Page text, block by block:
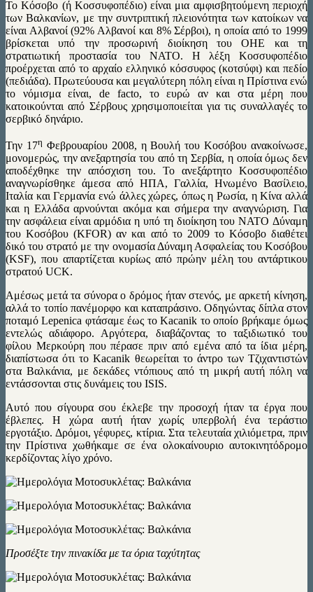
Το Κόσοβο (ή Κοσσυφοπέδιο) είναι μια αμφισβητούμενη περιοχή
των Βαλκανίων, με την συντριπτική πλειονότητα των κατοίκων να
είναι Αλβανοί (92% Αλβανοί και 8% Σέρβοι), η οποία από το 1999
βρίσκεται υπό την προσωρινή διοίκηση του ΟΗΕ και τη
στρατιωτική προστασία του ΝΑΤΟ. Η λέξη Κοσσυφοπέδιο
προέρχεται από το αρχαίο ελληνικό κόσσυφος (κοτσύφι) και πεδίο
(πεδιάδα). Πρωτεύουσα και μεγαλύτερη πόλη είναι η Πρίστινα ενώ
το νόμισμα είναι, de facto, το ευρώ αν και στα μέρη που
κατοικούνται από Σέρβους χρησιμοποιείται για τις συναλλαγές το
σερβικό δηνάριο.
Την 17η Φεβρουαρίου 2008, η Βουλή του Κοσόβου ανακοίνωσε,
μονομερώς, την ανεξαρτησία του από τη Σερβία, η οποία όμως δεν
αποδέχθηκε την απόσχιση του. Το ανεξάρτητο Κοσσυφοπέδιο
αναγνωρίσθηκε άμεσα από ΗΠΑ, Γαλλία, Ηνωμένο Βασίλειο,
Ιταλία και Γερμανία ενώ άλλες χώρες, όπως η Ρωσία, η Κίνα αλλά
και η Ελλάδα αρνούνται ακόμα και σήμερα την αναγνώριση. Για
την ασφάλεια είναι αρμόδια η υπό τη διοίκηση του NATO Δύναμη
του Κοσόβου (KFOR) αν και από το 2009 το Κόσοβο διαθέτει
δικό του στρατό με την ονομασία Δύναμη Ασφαλείας του Κοσόβου
(KSF), που απαρτίζεται κυρίως από πρώην μέλη του αντάρτικου
στρατού UCK.
Αμέσως μετά τα σύνορα ο δρόμος ήταν στενός, με αρκετή κίνηση,
αλλά το τοπίο πανέμορφο και καταπράσινο. Οδηγώντας δίπλα στον
ποταμό Lepenica φτάσαμε έως το Kacanik το οποίο βρήκαμε όμως
εντελώς αδιάφορο. Αργότερα, διαβάζοντας το ταξιδιωτικό του
φίλου Μερκούρη που πέρασε πριν από εμένα από τα ίδια μέρη,
διαπίστωσα ότι το Kacanik θεωρείται το άντρο των Τζιχαντιστών
στα Βαλκάνια, με δεκάδες ντόπιους από τη μικρή αυτή πόλη να
εντάσσονται στις δυνάμεις του ISIS.
Αυτό που σίγουρα σου έκλεβε την προσοχή ήταν τα έργα που
έβλεπες. Η χώρα αυτή ήταν χωρίς υπερβολή ένα τεράστιο
εργοτάξιο. Δρόμοι, γέφυρες, κτίρια. Στα τελευταία χιλιόμετρα, πριν
την Πρίστινα χωθήκαμε σε ένα ολοκαίνουριο αυτοκινητόδρομο
κερδίζοντας λίγο χρόνο.
Προσέξτε την πινακίδα με τα όρια ταχύτητας